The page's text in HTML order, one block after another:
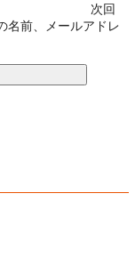
次回
名前、メールアドレ